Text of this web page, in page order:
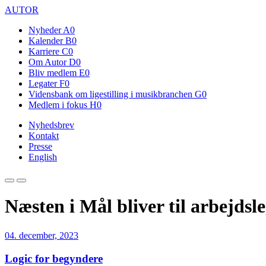
AUTOR
Nyheder A0
Kalender B0
Karriere C0
Om Autor D0
Bliv medlem E0
Legater F0
Vidensbank om ligestilling i musikbranchen G0
Medlem i fokus H0
Nyhedsbrev
Kontakt
Presse
English
Næsten i Mål bliver til
04. december, 2023
Logic for begyndere